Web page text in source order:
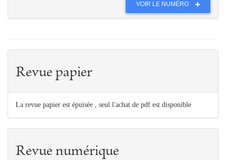
VOIR LE NUMÉRO
Revue papier
La revue papier est épuisée , seul l'achat de pdf est disponible
Revue numérique